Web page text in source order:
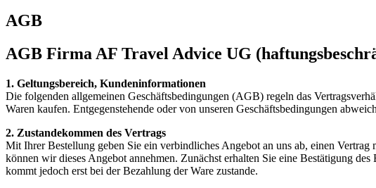
AGB
AGB Firma AF Travel Advice UG
1. Geltungsbereich, Kundeninformationen
Die folgenden allgemeinen Geschäftsbedingungen (AGB) regeln das
Waren kaufen. Entgegenstehende oder von unseren Geschäftsbedingungen
2. Zustandekommen des Vertrags
Mit Ihrer Bestellung geben Sie ein verbindliches Angebot an uns ab, einen
können wir dieses Angebot annehmen. Zunächst erhalten Sie eine Bestätigung
kommt jedoch erst bei der Bezahlung der Ware zustande.